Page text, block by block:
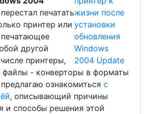
печатать
принтер или
другой
принтеры,
файлы - конверторы в форматы
ознакомиться с
, описывающий причины
и способы решения этой